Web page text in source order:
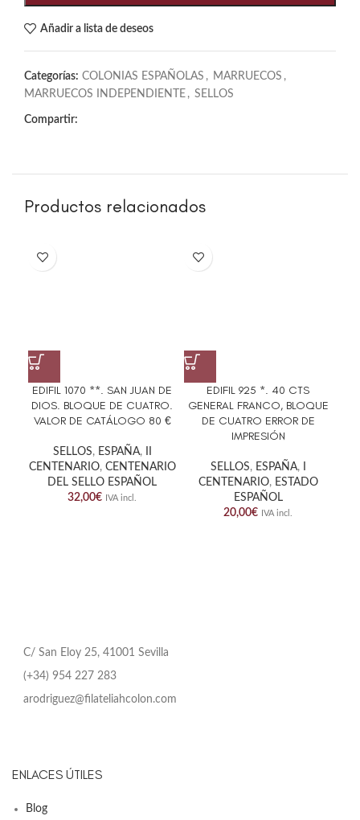
Añadir a lista de deseos
Categorías: COLONIAS ESPAÑOLAS , MARRUECOS ,
MARRUECOS INDEPENDIENTE , SELLOS
Compartir:
Productos relacionados
EDIFIL 1070 **. SAN JUAN DE
DIOS. BLOQUE DE CUATRO.
VALOR DE CATÁLOGO 80 €
SELLOS, ESPAÑA,
CENTENARIO, CENTENARIO
DEL SELLO ESPAÑOL
32,00€ IVA incl.
EDIFIL 925 *. 40 CTS
GENERAL FRANCO, BLOQUE
DE CUATRO ERROR DE
IMPRESIÓN
SELLOS, ESPAÑA,
CENTENARIO, ESTADO
ESPAÑOL
20,00€ IVA incl.
C/ San Eloy 25, 41001 Sevilla
(+34) 954 227 283
arodriguez@filateliahcolon.com
ENLACES ÚTILES
Blog